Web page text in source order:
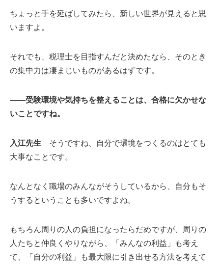
ちょっと手を延ばしてみたら、新しい世界が見えると思
いますよ。
それでも、税理士を目指すんだと決めたなら、そのとき
の集中力は凄まじいものがあるはずです。
――受験環境や気持ちを整えることは、合格に欠かせな
いことですね。
入江先生 そうですね、自分で環境をつくるのはとても
大事なことです。
なんとなく職場のみんながそうしているから、自分もそ
うするということも多いですよね。
もちろん周りの人の負担になったらだめですが、周りの
人たちと仲良くやりながら、「みんなの利益」も考え
て、「自分の利益」も最大限に引き出せる方法を考えて